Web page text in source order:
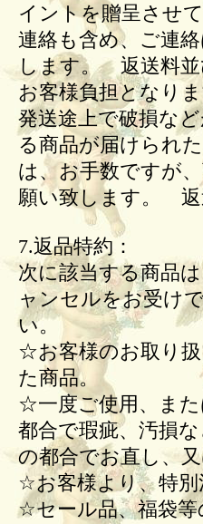
イントを贈呈させ
連絡も含め、ご連
します。 返送料並
お客様負担となり
発送途上で破損な
る商品が届けられ
は、お手数ですが
願い致します。 返
7.返品特約：
次に該当する商品
ャンセルをお受け
い。
☆お客様のお取り
た商品。
☆一度ご使用、ま
都合で瑕疵、汚損
の都合でお直し、
☆お客様より、特別
☆セール品、福袋等